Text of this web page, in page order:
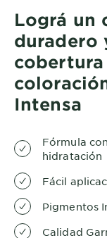
Lográ un
duradero
cobertura
Intensa
Fórmula
hidratación
Fácil
Pigmentos
Calidad